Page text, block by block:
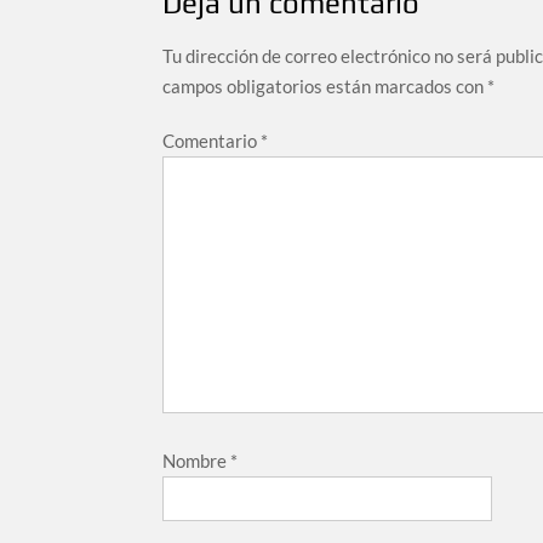
Tu dirección de correo electrónico no será
campos obligatorios están marcados con *
Comentario *
Nombre *